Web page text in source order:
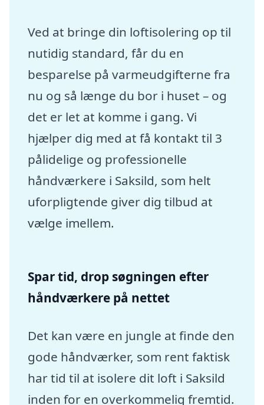
Ved at bringe din loftisolering op til
nutidig standard, får du en
besparelse på varmeudgifterne fra
nu og så længe du bor i huset – og
det er let at komme i gang. Vi
hjælper dig med at få kontakt til 3
pålidelige og professionelle
håndværkere i Saksild, som helt
uforpligtende giver dig tilbud at
vælge imellem.
Spar tid, drop søgningen efter
håndværkere på nettet
Det kan være en jungle at finde den
gode håndværker, som rent faktisk
har tid til at isolere dit loft i Saksild
inden for en overkommelig fremtid.